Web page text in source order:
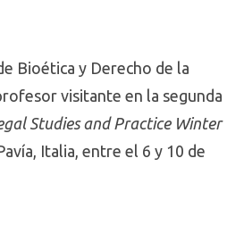
Bioética y Derecho de la
visitante en la segunda
Studies and Practice Winter
Italia, entre el 6 y 10 de